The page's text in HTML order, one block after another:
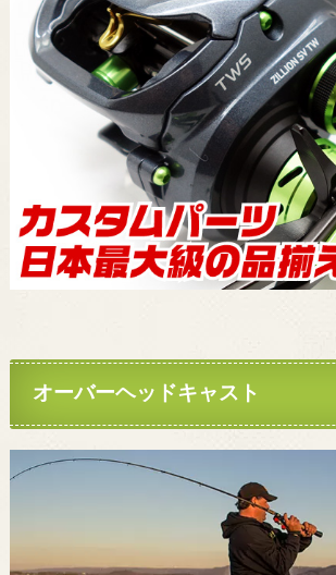
オーバーヘッドキャスト